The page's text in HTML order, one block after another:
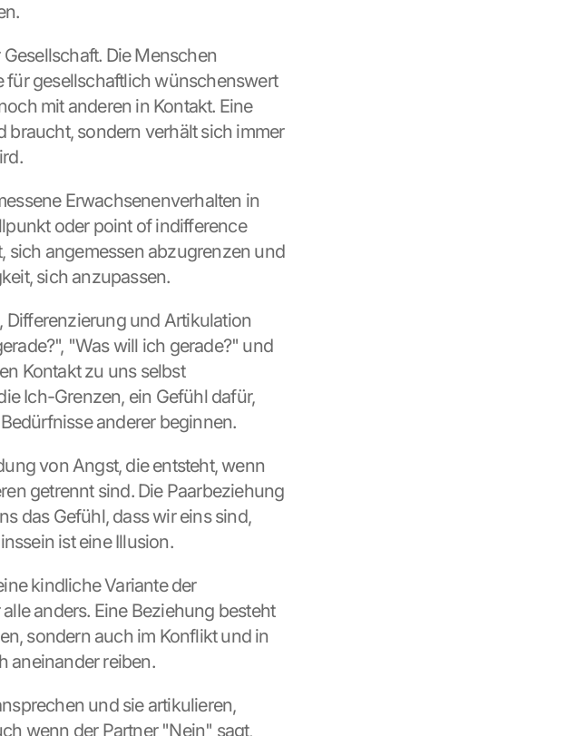
Die Menschen
für gesellschaftlich wünschenswert
mit anderen in Kontakt. Eine
braucht, sondern verhält sich immer
Erwachsenenverhalten in
oder point of indifference
sich angemessen abzugrenzen und
sich anzupassen.
Differenzierung und Artikulation
"Was will ich gerade?" und
Kontakt zu uns selbst
Ich-Grenzen, ein Gefühl dafür,
anderer beginnen.
von Angst, die entsteht, wenn
getrennt sind. Die Paarbeziehung
das Gefühl, dass wir eins sind,
ist eine Illusion.
kindliche Variante der
anders. Eine Beziehung besteht
sondern auch im Konflikt und in
aneinander reiben.
und sie artikulieren,
wenn der Partner "Nein" sagt,